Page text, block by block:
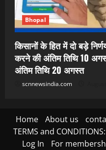
Bhopal
किसानों के हित में दो बड़े
करने की अंतिम तिथि 10
अंतिम तिथि 20 अगस्त
scnnewsindia.com
Home About us
TERMS and CONDITIONS:
Log In
For